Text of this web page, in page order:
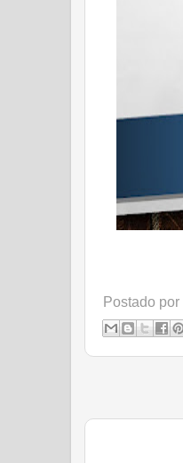
Postado por